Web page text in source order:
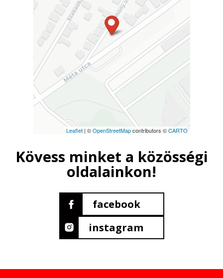
Leaflet| ©OpenStreetMapcontributors ©CARTO
Kövess minket a közösségi
oldalainkon!
facebook
instagram